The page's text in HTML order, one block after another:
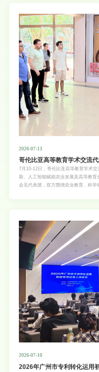
果转化、人才共育等领域深化对接，促
2026-07-13
哥伦比亚高等教育学术交流
7月10-12日，哥伦比亚高等教育学术
新、人工智能赋能农业发展及高等教
会见代表团，双方围绕农业教育、科
展科研合作与教育
2026-07-10
2026年广州市专利转化运用